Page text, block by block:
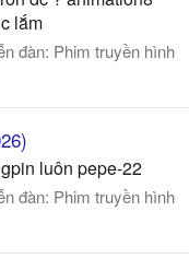
lắm
đàn: Phim truyền hình
luôn pepe-22
đàn: Phim truyền hình